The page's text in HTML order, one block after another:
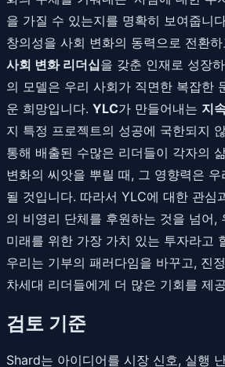
을 가질 수 있는지를 명확히 보여줍니
창의성을 사회 변화의 동력으로 전환
사회 변화 리더십을 갖춘 인재로 성장
의 모델은 우리 사회가 직면한 복잡한
운 희망입니다. YLC가 만들어내는 지
지 특정 프로젝트의 성공에 국한되지
통해 배출된 수많은 리더들이 각자의
변화의 씨앗을 뿌릴 때, 그 영향력은
될 것입니다. 따라서 YLC에 대한 관심
의 비영리 단체를 후원하는 것을 넘어,
미래를 위한 가장 가치 있는 투자라고
우리는 기부의 패러다임을 바꾸고, 진
차세대 리더들에게 더 많은 기회를 제
검토 기준
Shard는 아이디어를 시장 신호, 실행